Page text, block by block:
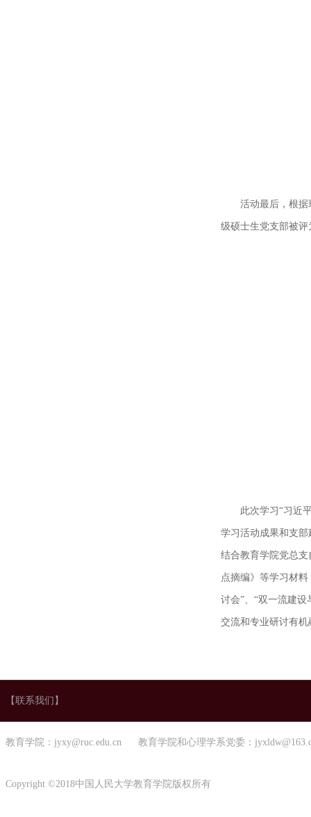
活动最后，根据
级硕士生党支部被评
此次学习“习近
学习活动成果和支
结合教育学院党总支
点摘编》等学习材料
讨会”、“双一流建
交流和专业研讨有
【联系我们】
教育学院：jyxy@ruc.edu.cn 教育学院和心理学系党委：
Copyright ©2018中国人民大学教育学院版权所有